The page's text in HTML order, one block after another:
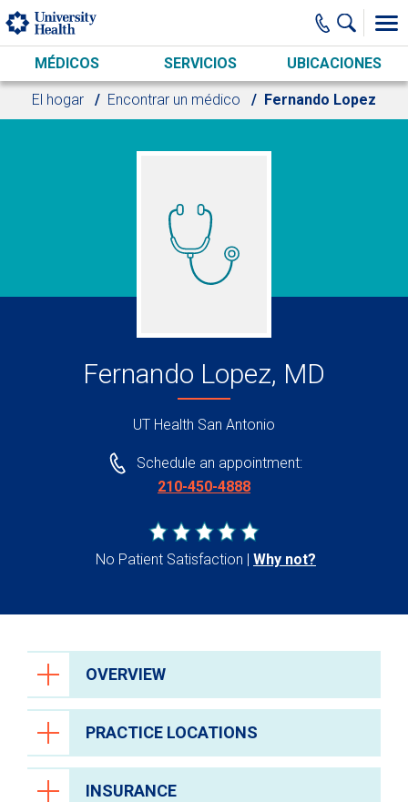
Skip to main content
MÉDICOS SERVICIOS UBICACIONES
El hogar Encontrar un médico Fernando Lopez
Fernando Lopez, MD
UT Health San Antonio
Schedule an appointment:
210-450-4888
No Patient Satisfaction Why not?
OVERVIEW
PRACTICE LOCATIONS
INSURANCE